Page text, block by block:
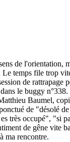
de l'orientation,
temps file trop
de rattrapage
le buggy n°338.
Baumel,
de "désolé de
très occupé", "si
de gêne vite
ma rencontre.